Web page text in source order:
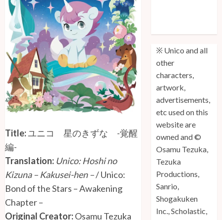
Title:ユニコ 星のきずな -覚醒
編-
Translation: Unico: Hoshi no
Kizuna – Kakusei-hen –/ Unico:
Bond of the Stars – Awakening
Chapter –
Original Creator:Osamu Tezuka
※ Unico and all
other
characters,
artwork,
advertisements,
etc used on this
website are
owned and ©
Osamu Tezuka,
Tezuka
Productions,
Sanrio,
Shogakuken
Inc., Scholastic,